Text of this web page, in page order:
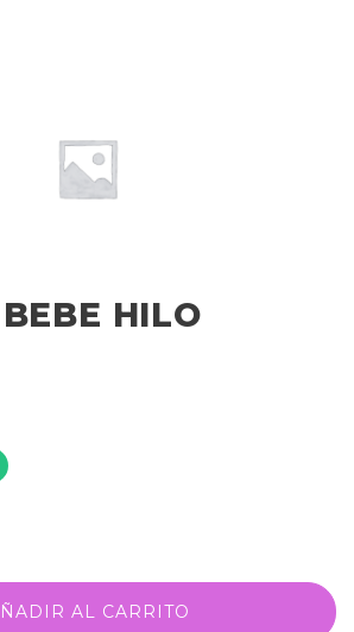
HILO
AL CARRITO